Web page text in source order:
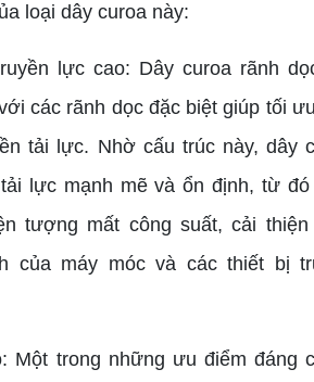
loại dây curoa này:
lực cao: Dây curoa rãnh
các rãnh dọc đặc biệt giúp tối
tải lực. Nhờ cấu trúc này, dây
lực mạnh mẽ và ổn định, từ đó
tượng mất công suất, cải thiện
của máy móc và các thiết bị
Một trong những ưu điểm đáng